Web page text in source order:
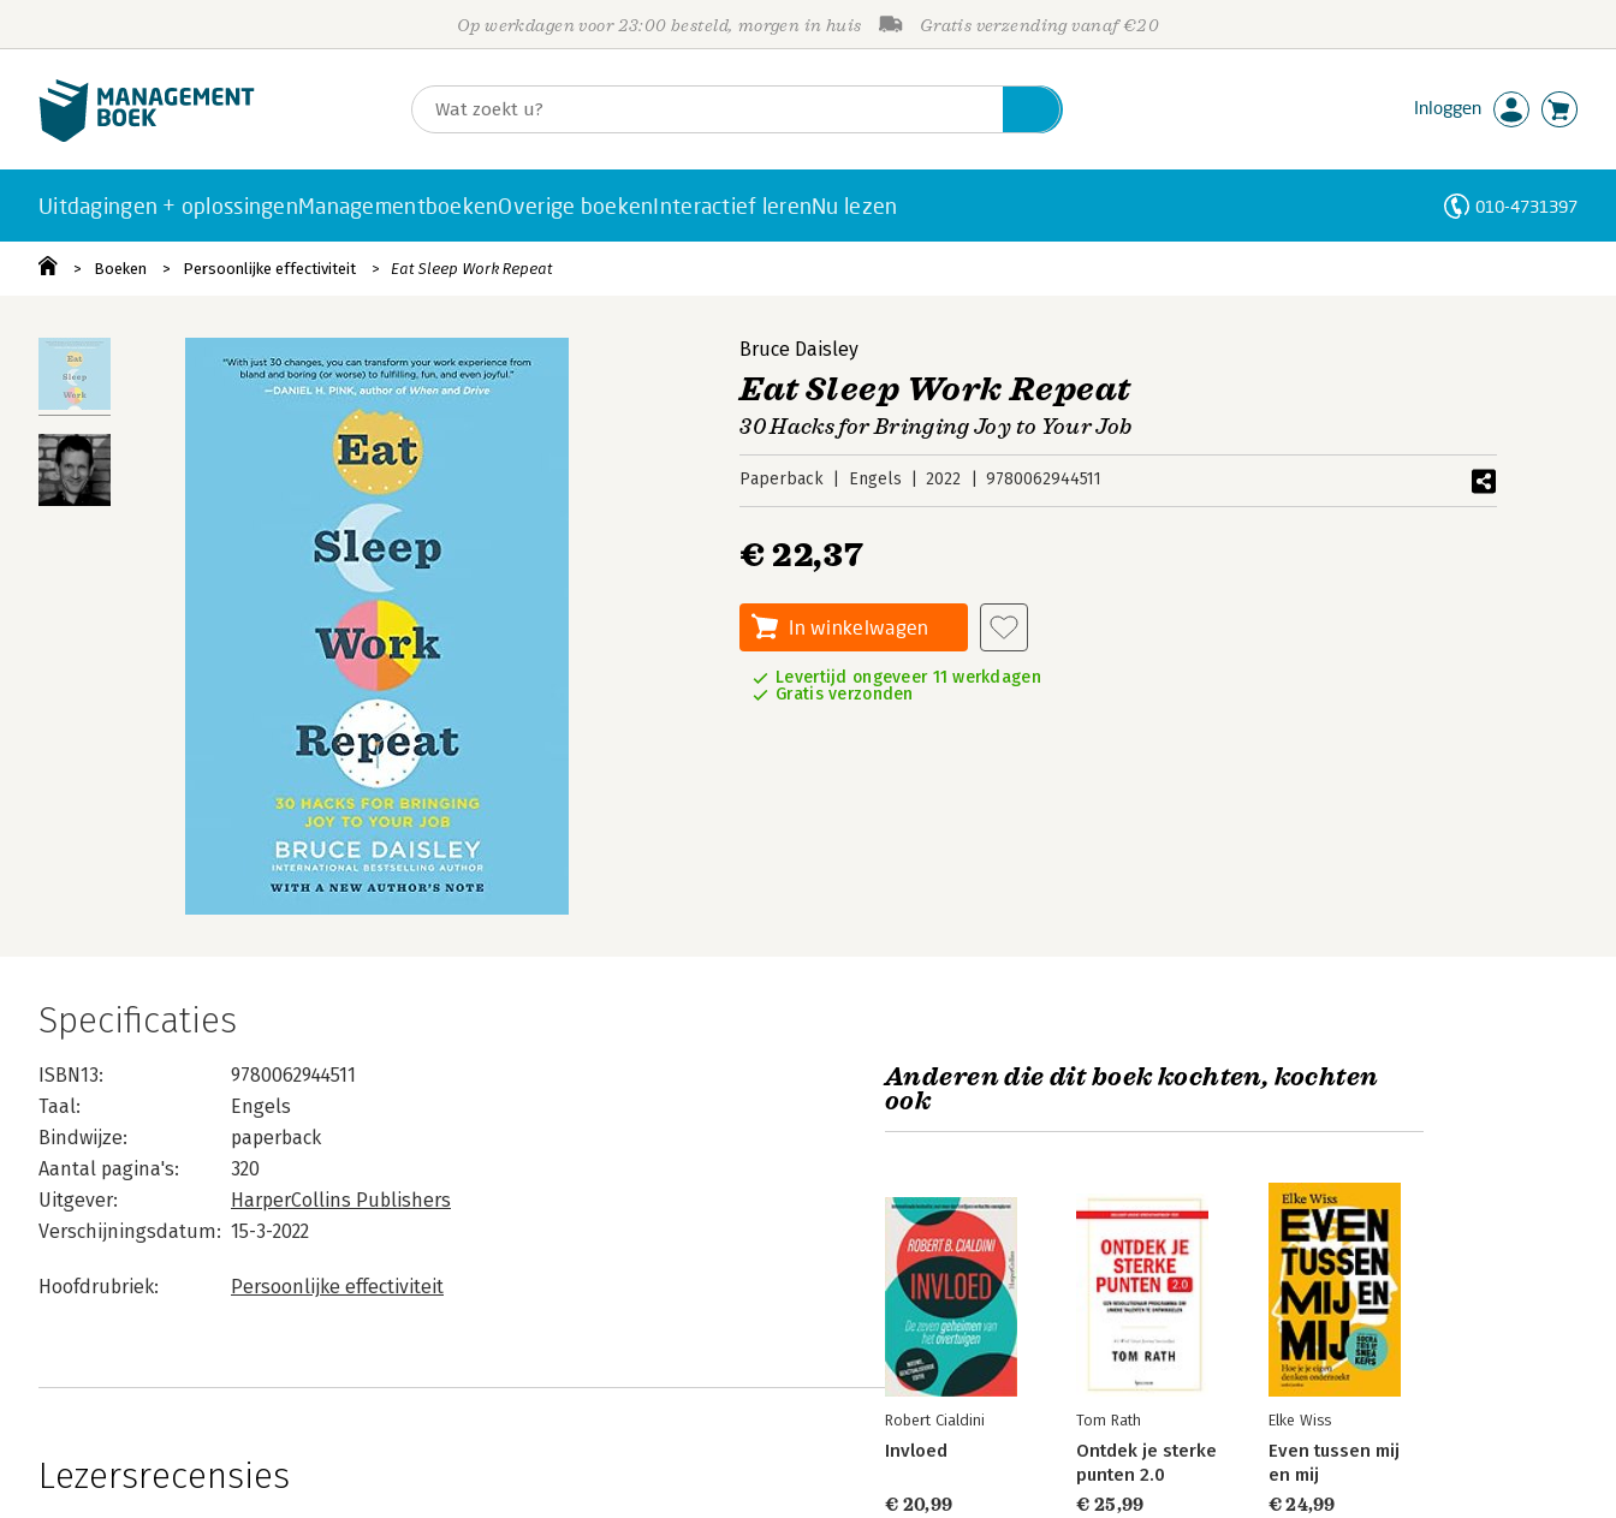
Op werkdagen voor 23:00 besteld, morgen in huis Gratis verzending vanaf €20
Inloggen
Uitdagingen + oplossingenManagementboekenOverige boekenInteractief lerenNu lezen 010-4731397
Boeken Persoonlijke effectiviteit Eat Sleep Work Repeat
Bruce Daisley
Eat Sleep Work Repeat
30 Hacks for Bringing Joy to Your Job
Paperback Engels 2022 9780062944511
€ 22,37
In winkelwagen
Levertijd ongeveer 11 werkdagen
Gratis verzonden
Specificaties
ISBN13:
9780062944511
Taal:
Engels
Bindwijze:
paperback
Aantal pagina's:
320
Uitgever:
HarperCollins Publishers
Verschijningsdatum: 15-3-2022
Hoofdrubriek: Persoonlijke effectiviteit
Lezersrecensies
Anderen die dit boek kochten, kochten
ook
Robert Cialdini
Invloed
€ 20,99
Tom Rath
Ontdek je sterke
punten 2.0
€ 25,99
Elke Wiss
Even tussen mij
en mij
€ 24,99
Personen